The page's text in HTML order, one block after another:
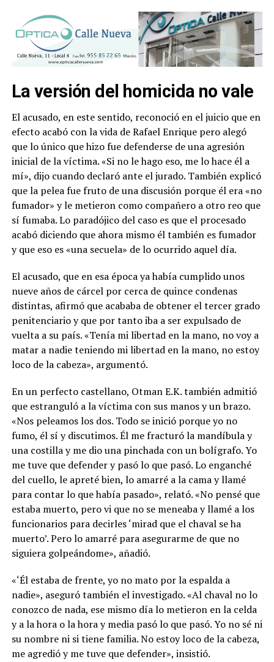
La versión del homicida no vale
El acusado, en este sentido, reconoció en el juicio que en
efecto acabó con la vida de Rafael Enrique pero alegó
que lo único que hizo fue defenderse de una agresión
inicial de la víctima. «Si no le hago eso, me lo hace él a
mí», dijo cuando declaró ante el jurado. También explicó
que la pelea fue fruto de una discusión porque él era «no
fumador» y le metieron como compañero a otro reo que
sí fumaba. Lo paradójico del caso es que el procesado
acabó diciendo que ahora mismo él también es fumador
y que eso es «una secuela» de lo ocurrido aquel día.
El acusado, que en esa época ya había cumplido unos
nueve años de cárcel por cerca de quince condenas
distintas, afirmó que acababa de obtener el tercer grado
penitenciario y que por tanto iba a ser expulsado de
vuelta a su país. «Tenía mi libertad en la mano, no voy a
matar a nadie teniendo mi libertad en la mano, no estoy
loco de la cabeza», argumentó.
En un perfecto castellano, Otman E.K. también admitió
que estranguló a la víctima con sus manos y un brazo.
«Nos peleamos los dos. Todo se inició porque yo no
fumo, él sí y discutimos. Él me fracturó la mandíbula y
una costilla y me dio una pinchada con un bolígrafo. Yo
me tuve que defender y pasó lo que pasó. Lo enganché
del cuello, le apreté bien, lo amarré a la cama y llamé
para contar lo que había pasado», relató. «No pensé que
estaba muerto, pero vi que no se meneaba y llamé a los
funcionarios para decirles ‘mirad que el chaval se ha
muerto’. Pero lo amarré para asegurarme de que no
siguiera golpeándome», añadió.
«‘Él estaba de frente, yo no mato por la espalda a
nadie», aseguró también el investigado. «Al chaval no lo
conozco de nada, ese mismo día lo metieron en la celda
y a la hora o la hora y media pasó lo que pasó. Yo no sé ni
su nombre ni si tiene familia. No estoy loco de la cabeza,
me agredió y me tuve que defender», insistió.